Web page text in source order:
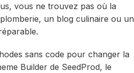
vous ne trouvez pas où la
un blog culinaire ou un
sans code pour changer la
Builder de SeedProd, le